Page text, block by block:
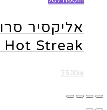
אליקסיר
Hot Streak ושיקום שיער
25.00₪